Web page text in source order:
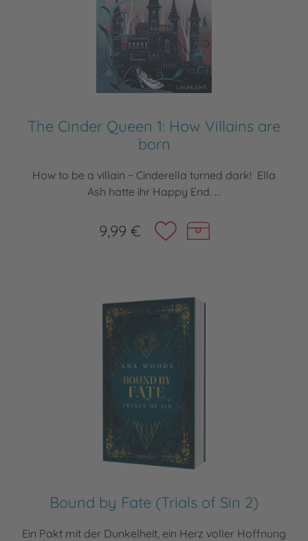
The Cinder Queen 1: How Villains are
born
How to be a villain − Cinderella turned dark! Ella
Ash hatte ihr Happy End. ...
9,99 €
Bound by Fate (Trials of Sin 2)
Ein Pakt mit der Dunkelheit, ein Herz voller Hoffnung